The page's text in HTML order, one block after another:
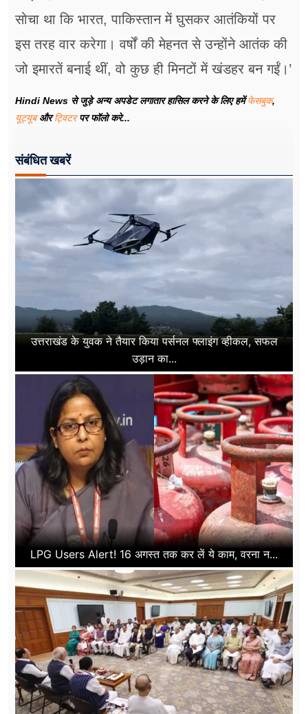
सोचा था कि भारत, पाकिस्तान में घुसकर आतंकियों पर
इस तरह वार करेगा। वर्षों की मेहनत से उन्होंने आतंक की
जो इमारतें बनाई थीं, वो कुछ ही मिनटों में खंडहर बन गईं।’
Hindi News से जुड़े अन्य अपडेट लगातार हासिल करने के लिए हमेंफेसबुक,
यूट्यूबऔरट्विटरपर फॉलो करे...
संबंधित खबरें
उत्तराखंड के युवक ने तैयार किया पर्सनल फ्लाइंग व्हीकल, सफल
उड़ान का...
LPG Users Alert! 16 अगस्त तक कर लें ये काम, वरना न...